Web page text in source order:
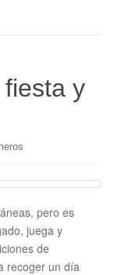
y
pero es
juega y
de
recoger un día